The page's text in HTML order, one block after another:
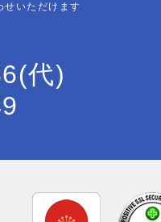
いただけます
代)